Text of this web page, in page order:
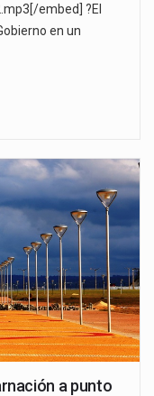
embed] ?El
en un
a punto